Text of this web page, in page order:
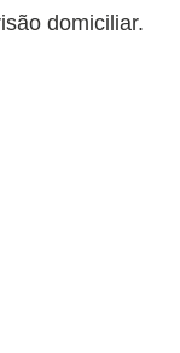
domiciliar.